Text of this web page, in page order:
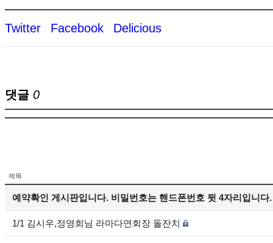
Twitter Facebook Delicious
댓글 0
제목
예약확인 게시판입니다. 비밀번호는 핸드폰번호 뒷 4자리입니다.
1/1 김시우,정영희님 라마다연회장 돌잔치